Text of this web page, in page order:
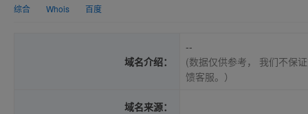
综合 Whois 百度
域名介绍：
--
(数据仅供参考， 我们不保
馈客服。）
域名来源：